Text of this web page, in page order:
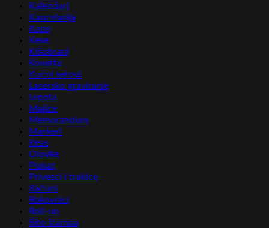
Kalendari
Kancelarija
Kape
Kese
Kišobrani
Koverte
Kućni setovi
Lasersko graviranje
Lepota
Majice
Memorandum
Markeri
Kese
Olovke
Plakat
Privesci i trakice
Računi
Rokovnici
Roll-up
Sito štampa